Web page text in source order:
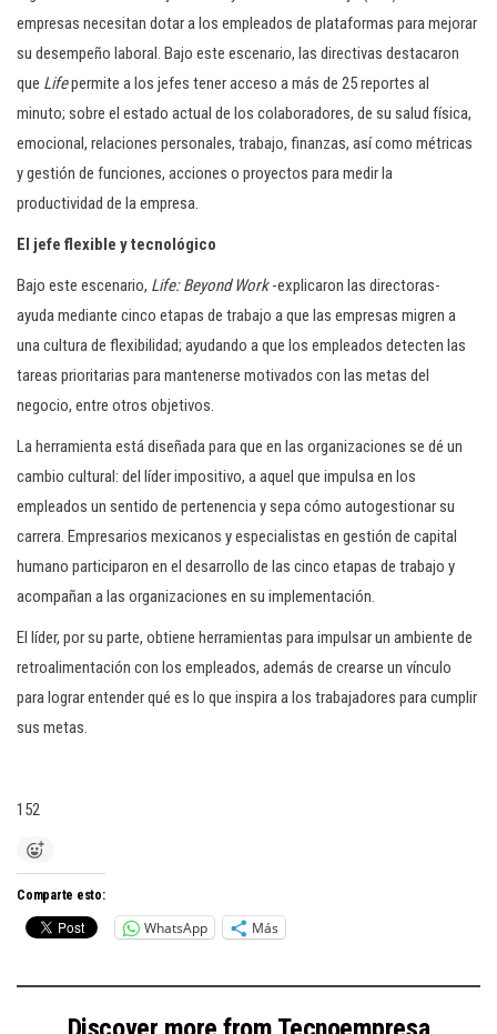
empresas necesitan dotar a los empleados de plataformas para mejorar
su desempeño laboral. Bajo este escenario, las directivas destacaron
que Lifepermite a los jefes tener acceso a más de 25 reportes al
minuto; sobre el estado actual de los colaboradores, de su salud física,
emocional, relaciones personales, trabajo, finanzas, así como métricas
y gestión de funciones, acciones o proyectos para medir la
productividad de la empresa.
El jefe flexible y tecnológico
Bajo este escenario, Life: Beyond Work-explicaron las directoras-
ayuda mediante cinco etapas de trabajo a que las empresas migren a
una cultura de flexibilidad; ayudando a que los empleados detecten las
tareas prioritarias para mantenerse motivados con las metas del
negocio, entre otros objetivos.
La herramienta está diseñada para que en las organizaciones se dé un
cambio cultural: del líder impositivo, a aquel que impulsa en los
empleados un sentido de pertenencia y sepa cómo autogestionar su
carrera. Empresarios mexicanos y especialistas en gestión de capital
humano participaron en el desarrollo de las cinco etapas de trabajo y
acompañan a las organizaciones en su implementación.
El líder, por su parte, obtiene herramientas para impulsar un ambiente de
retroalimentación con los empleados, además de crearse un vínculo
para lograr entender qué es lo que inspira a los trabajadores para cumplir
sus metas.
152
Comparte esto:
WhatsApp Más